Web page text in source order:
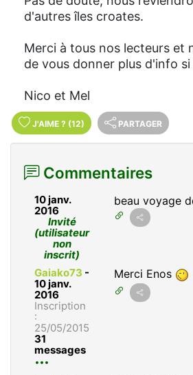
d'autres îles croates.
Merci à tous nos lecteurs et
de vous donner plus d'info si
Nico et Mel
J'AIME ? (12) PARTAGER
Commentaires
10 janv.
2016
Invité
(utilisateur
non
inscrit)
beau voyage
Gaiako73 -
10 janv.
2016
Inscription
:
25/05/2015
31
messages
Merci Enos